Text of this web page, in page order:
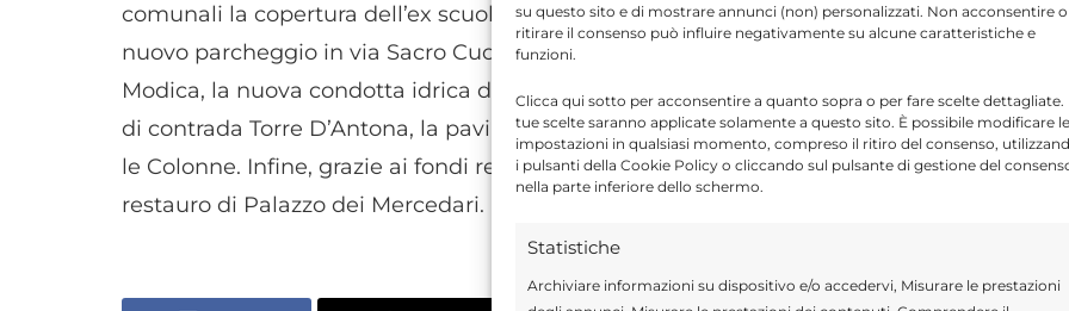
su questo sito e di mostrare annunci (non) personalizzati. Non acconsentire o
ritirare il consenso può influire negativamente su alcune caratteristiche e
funzioni.
Clicca qui sotto per acconsentire a quanto sopra o per fare scelte dettagliate.
tue scelte saranno applicate solamente a questo sito. È possibile modificare le
impostazioni in qualsiasi momento, compreso il ritiro del consenso,
i pulsanti della Cookie Policy o cliccando sul pulsante di gestione del
nella parte inferiore dello schermo.
Statistiche
Archiviare informazioni su dispositivo e/o accedervi, Misurare le prestazioni
comunali la copertura dell’ex scuola della Raccomandata, la realizzazione di un
nuovo parcheggio in via Sacro Cuore e di uno in via del Laghetto a Marina di
Modica, la nuova condotta idrica di c.da Caitina, la rete idrica e la pavimentazione
di contrada Torre D’Antona, la pavimentazione della strada C.da Aguglie – S.Filippo
le Colonne. Infine, grazie ai fondi regionali, il completamento dei lavori per il
restauro di Palazzo dei Mercedari.